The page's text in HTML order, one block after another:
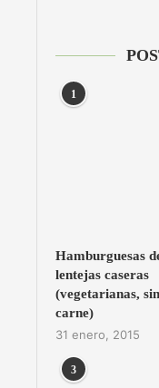
1
Hamburguesas
lentejas caseras
(vegetarianas, sin
carne)
31 enero, 2015
3